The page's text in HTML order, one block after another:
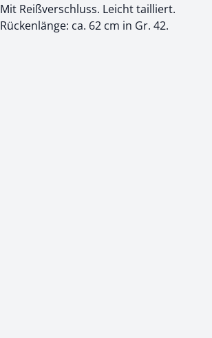
Mit Reißverschluss. Leicht tailliert.
Rückenlänge: ca. 62 cm in Gr. 42.